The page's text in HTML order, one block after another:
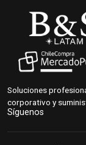
Soluciones
corporativo y
Síguenos